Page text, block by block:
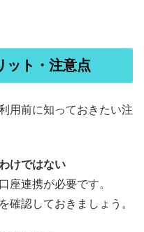
ット・注意点
用前に知っておきたい注
けではない
連携が必要です。
認しておきましょう。